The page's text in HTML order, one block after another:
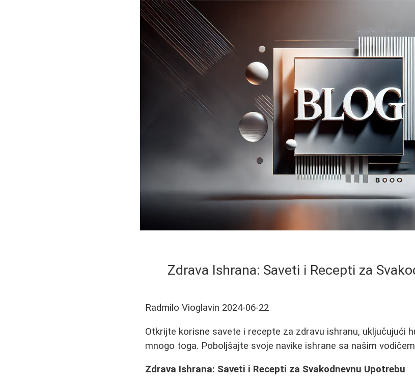
Zdrava Ishrana: Saveti i Recepti za
Radmilo Vioglavin 2024-06-22
Otkrijte korisne savete i recepte za zdravu ishranu, uključujući
mnogo toga. Poboljšajte svoje navike ishrane sa našim
Zdrava Ishrana: Saveti i Recepti za Svakodnevnu Upotrebu